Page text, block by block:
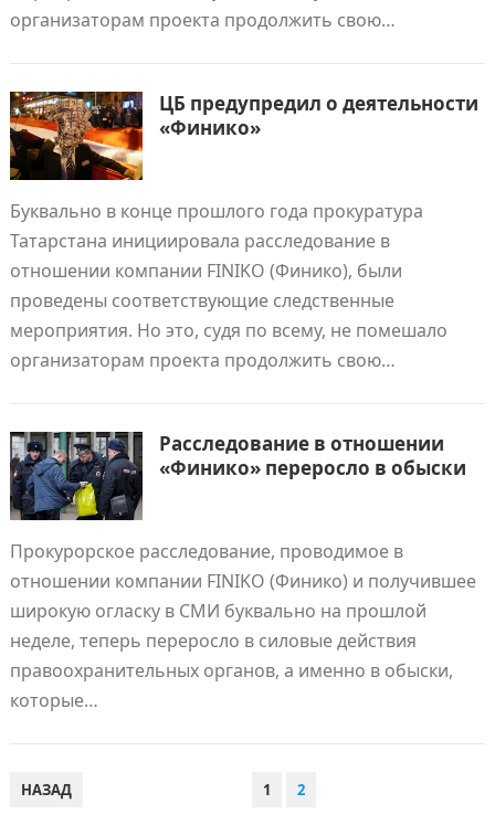
организаторам проекта продолжить свою…
ЦБ предупредил о деятельности
«Финико»
Буквально в конце прошлого года прокуратура
Татарстана инициировала расследование в
отношении компании FINIKO (Финико), были
проведены соответствующие следственные
мероприятия. Но это, судя по всему, не помешало
организаторам проекта продолжить свою…
Расследование в отношении
«Финико» переросло в обыски
Прокурорское расследование, проводимое в
отношении компании FINIKO (Финико) и получившее
широкую огласку в СМИ буквально на прошлой
неделе, теперь переросло в силовые действия
правоохранительных органов, а именно в обыски,
которые…
ПАГИНАЦИЯ
НАЗАД 1 2